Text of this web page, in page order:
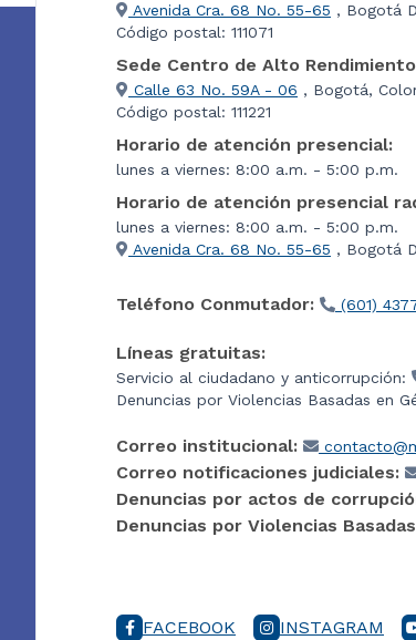
Avenida Cra. 68 No. 55-65 , Bogotá
Código postal: 111071
Sede Centro de Alto Rendimiento
Calle 63 No. 59A - 06 , Bogotá,
Código postal: 111221
Horario de atención presencial:
lunes a viernes: 8:00 a.m. - 5:00 p.m.
Horario de atención presencial
lunes a viernes: 8:00 a.m. - 5:00 p.m.
Avenida Cra. 68 No. 55-65 , Bogotá
Teléfono Conmutador: (601)
Líneas gratuitas:
Servicio al ciudadano y anticorrupción:
Denuncias por Violencias Basadas en
Correo institucional:
Correo notificaciones judiciales:
Denuncias por actos de
Denuncias por Violencias
FACEBOOK INSTAGRAM